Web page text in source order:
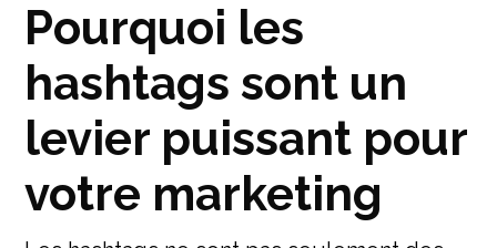
Pourquoi les
hashtags sont un
levier puissant pour
votre marketing